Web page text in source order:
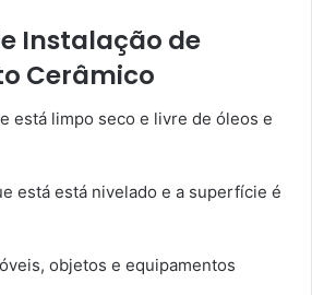
Instalação de
Cerâmico
está limpo seco e livre de óleos e
está está nivelado e a superfície é
objetos e equipamentos